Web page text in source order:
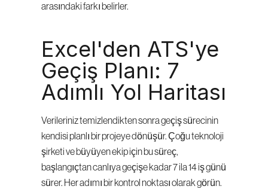
arasındaki farkı belirler.
Excel'den ATS'ye
Geçiş Planı: 7
Adımlı Yol Haritası
Verileriniz temizlendikten sonra geçiş sürecinin
kendisi planlı bir projeye dönüşür. Çoğu teknoloji
şirketi ve büyüyen ekip için bu süreç,
başlangıçtan canlıya geçişe kadar 7 ila 14 iş günü
sürer. Her adımı bir kontrol noktası olarak görün.